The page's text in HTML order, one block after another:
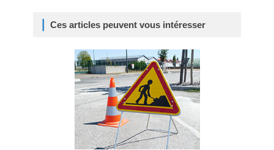
Ces articles peuvent vous intéresser